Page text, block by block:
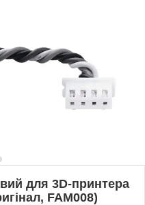
для 3D-принтера
FAM008)